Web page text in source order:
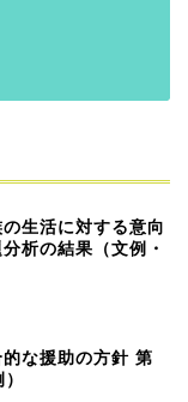
生活に対する意向
析の結果（文例・
的な援助の方針 第